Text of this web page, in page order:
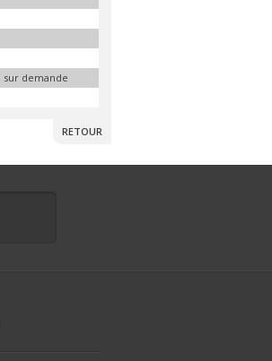
sur demande
RETOUR